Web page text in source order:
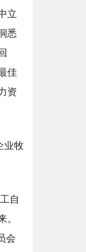
立
悉
佳
资
业牧
自
。
会